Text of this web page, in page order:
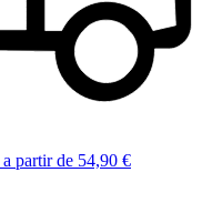
a partir de 54,90 €